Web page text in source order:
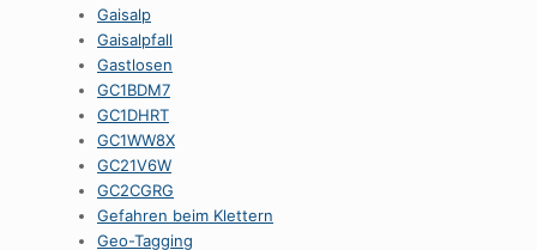
Gaisalp
Gaisalpfall
Gastlosen
GC1BDM7
GC1DHRT
GC1WW8X
GC21V6W
GC2CGRG
Gefahren beim Klettern
Geo-Tagging